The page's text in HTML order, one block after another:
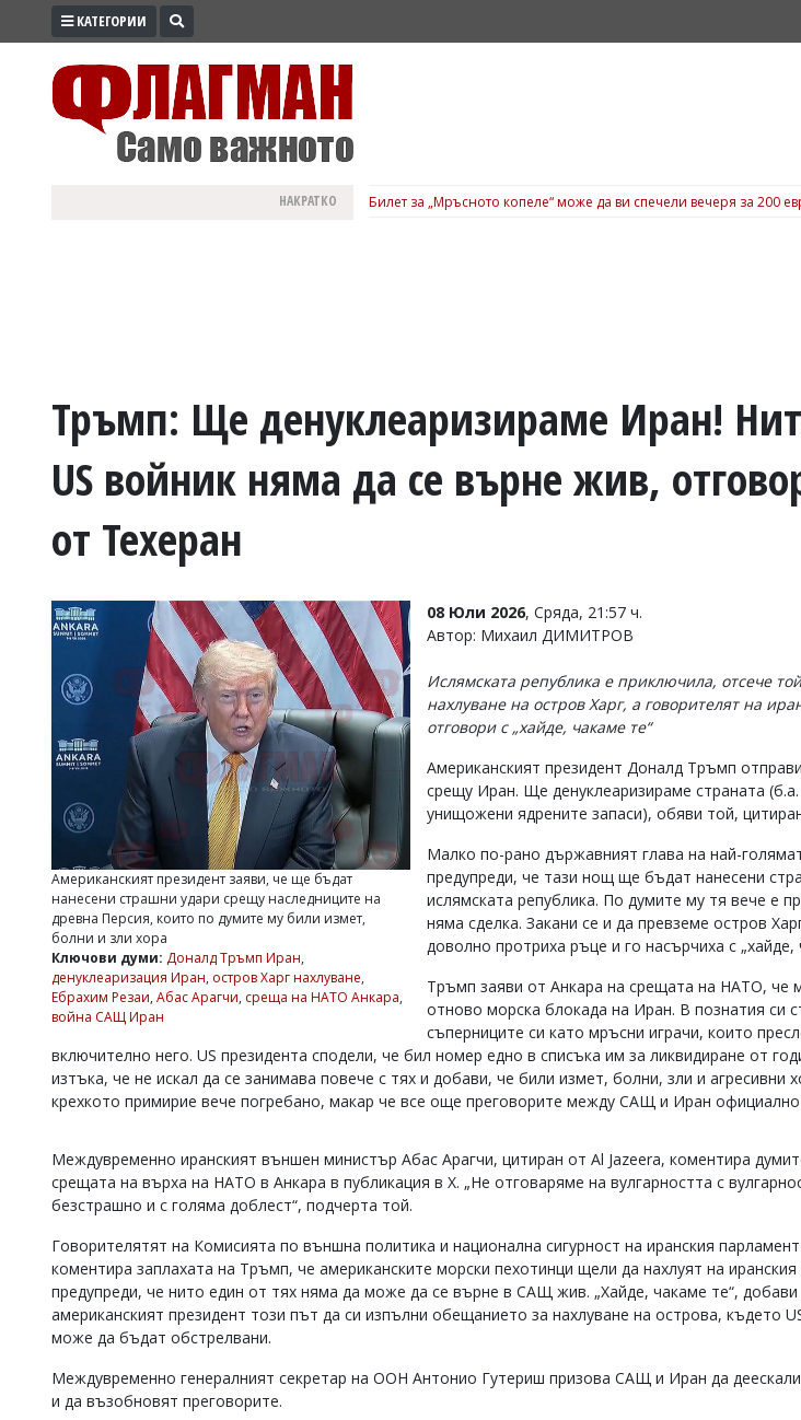
ПРОМО
ВОЙНАТА
УКРАЙНА
РАЗСЛЕДВАНЕ
БИЗНЕС
Управители:
v.vasilev@flagman.bg
Касабова,
k.kassabova@flagman.bg
Главен
редактор:
office@flagman.bg
Коментарите
въвеждат
редакцията
откриете
обиден
коментар,
КАТЕГОРИИ
НАКРАТКО Билет за „Мръсното копеле“ може да ви спечели вечеря за 200
Тръмп: Ще денуклеаризираме Иран!
US войник няма да се върне жив,
от Техеран
Американският президент заяви, че ще бъдат
нанесени страшни удари срещу наследниците на
древна Персия, които по думите му били измет,
болни и зли хора
Ключови думи: Доналд Тръмп Иран,
денуклеаризация Иран, остров Харг нахлуване,
Ебрахим Резаи, Абас Арагчи, среща на НАТО Анкара,
война САЩ Иран
08 Юли 2026, Сряда, 21:57 ч.
Автор: Михаил ДИМИТРОВ
Ислямската република е приключила, отсече
нахлуване на остров Харг, а говорителят на
отговори с „хайде, чакаме те“
Американският президент Доналд Тръмп
срещу Иран. Ще денуклеаризираме страната
унищожени ядрените запаси), обяви той,
Малко по-рано държавният глава на най-
предупреди, че тази нощ ще бъдат нанесени
ислямската република. По думите му тя вече е
няма сделка. Закани се и да превземе остров
доволно протриха ръце и го насърчиха с „хайде,
Тръмп заяви от Анкара на срещата на НАТО, че
отново морска блокада на Иран. В познатия си
съперниците си като мръсни играчи, които
включително него. US президента сподели, че бил номер едно в списъка им за ликвидиране от
изтъка, че не искал да се занимава повече с тях и добави, че били измет, болни, зли и агресивни
крехкото примирие вече погребано, макар че все още преговорите между САЩ и Иран официално
Междувременно иранският външен министър Абас Арагчи, цитиран от Al Jazeera, коментира
срещата на върха на НАТО в Анкара в публикация в X. „Не отговаряме на вулгарността с
безстрашно и с голяма доблест“, подчерта той.
Говорителятят на Комисията по външна политика и национална сигурност на иранския
коментира заплахата на Тръмп, че американските морски пехотинци щели да нахлуят на иранския
предупреди, че нито един от тях няма да може да се върне в САЩ жив. „Хайде, чакаме те“, добави
американският президент този път да си изпълни обещанието за нахлуване на острова, където
може да бъдат обстрелвани.
Междувременно генералният секретар на ООН Антонио Гутериш призова САЩ и Иран да
и да възобновят преговорите.